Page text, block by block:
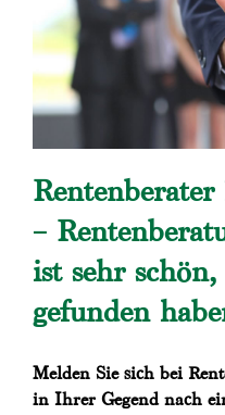
–
ist sehr schön,
gefunden
Melden Sie sich bei
in Ihrer Gegend nach